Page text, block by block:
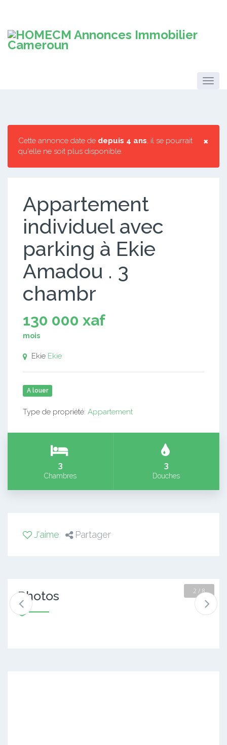
×
Cette annonce date de depuis 4 ans, il se pourrait
qu'elle ne soit plus disponible.
Appartement
individuel avec
parking à Ekie
Amadou . 3
chambr
130 000 xaf
mois
Ekie Ekie
A louer
Type de propriété: Appartement
3
Chambres
3
Douches
J'aime Partager
Photos 2 / 8